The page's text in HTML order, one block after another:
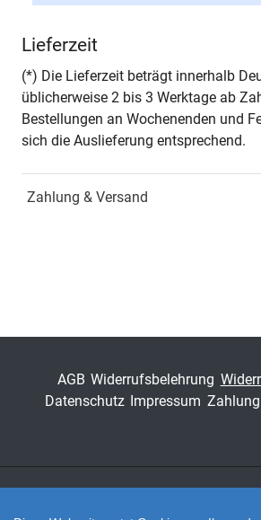
Seiten 192
Jahr Hamburg
Schriftenreihe
Lieferzeit
(*) Die Lieferzeit beträgt innerhalb
üblicherweise 2 bis 3 Werktage ab
Bestellungen an Wochenenden und
sich die Auslieferung entsprechend.
Zahlung & Versand
AGB Widerrufsbelehrung
Datenschutz Impressum